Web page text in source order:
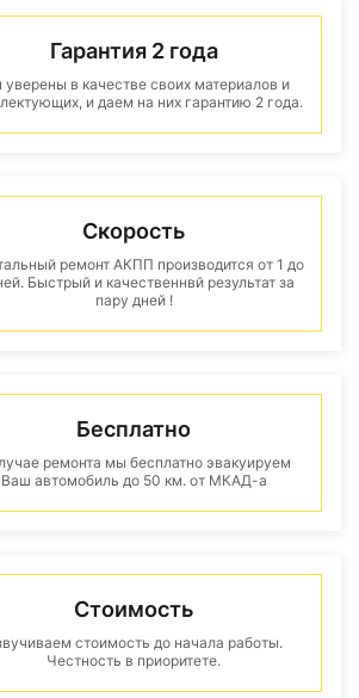
Гарантия 2 года
в качестве своих материалов и
и даем на них гарантию 2 года.
Скорость
ремонт АКПП производится от 1 до
Быстрый и качественнвй результат за
пару дней !
Бесплатно
ремонта мы бесплатно эвакуируем
Ваш автомобиль до 50 км. от МКАД-а
Стоимость
стоимость до начала работы.
Честность в приоритете.